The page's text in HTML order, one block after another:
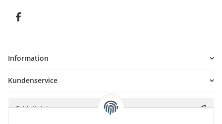
Information
Kundenservice